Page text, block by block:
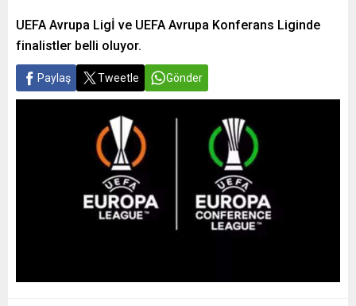
UEFA Avrupa Ligİ ve UEFA Avrupa Konferans Liginde
finalistler belli oluyor.
Paylaş Tweetle Gönder